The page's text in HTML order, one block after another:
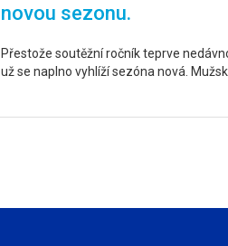
novou sezonu.
Přestože soutěžní ročník teprve
už se naplno vyhlíží sezóna nová.